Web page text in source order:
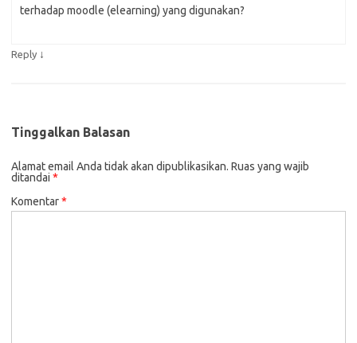
terhadap moodle (elearning) yang digunakan?
Reply ↓
Tinggalkan Balasan
Alamat email Anda tidak akan dipublikasikan. Ruas yang wajib
ditandai *
Komentar*